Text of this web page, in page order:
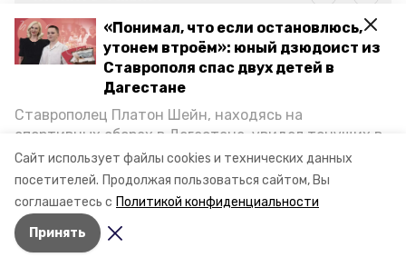
Сайт использует файлы cookies и технических данных
посетителей. Продолжая пользоваться сайтом, Вы
соглашаетесь с Политикой конфиденциальности
Принять
«Понимал, что если остановлюсь,
утонем втроём»: юный дзюдоист из
Ставрополя спас двух детей в
Дагестане
Ставрополец Платон Шейн, находясь на
спортивных сборах в Дегестане, увидел тонущих в
Каспийском море детей и бросился на помощь. По
возвращении домой, отважного мальчика
пригласили в министерство образования края и
наградили. Корреспондент «Победы26» пообщался
с юным героем.
Общество
13-метровые колонны
украсят фасад конгресс-
холла в Кисловодске
Общество
Панно «Поколения
победителей»
установили в
Кисловодске
Все новости